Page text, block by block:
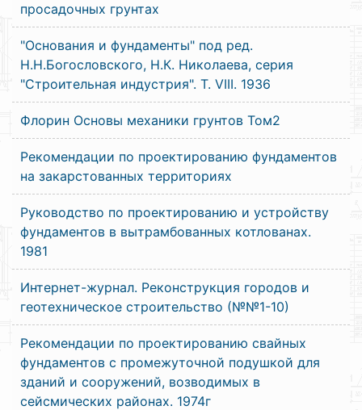
просадочных грунтах
"Основания и фундаменты" под ред.
Н.Н.Богословского, Н.К. Николаева, серия
"Строительная индустрия". Т. VIII. 1936
Флорин Основы механики грунтов Том2
Рекомендации по проектированию фундаментов
на закарстованных территориях
Руководство по проектированию и устройству
фундаментов в вытрамбованных котлованах.
1981
Интернет-журнал. Реконструкция городов и
геотехническое строительство (№№1-10)
Рекомендации по проектированию свайных
фундаментов с промежуточной подушкой для
зданий и сооружений, возводимых в
сейсмических районах. 1974г